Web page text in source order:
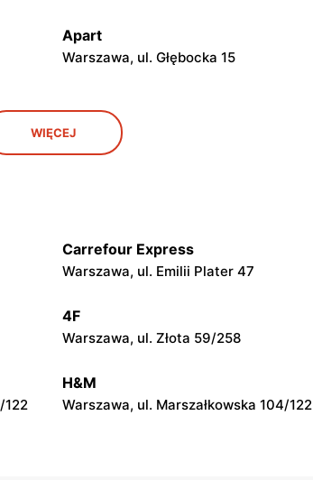
Apart
Warszawa, ul. Głębocka 15
Piaseczno, ul. Puławska 42E
Apart
Łódź, ul. Brzezińska 27/29
Apart
WIĘCEJ
Carrefour Express
Warszawa, ul. Emilii Plater 47
4F
Warszawa, ul. Złota 59/258
122
H&M
Warszawa, ul. Marszałkowska 104/122